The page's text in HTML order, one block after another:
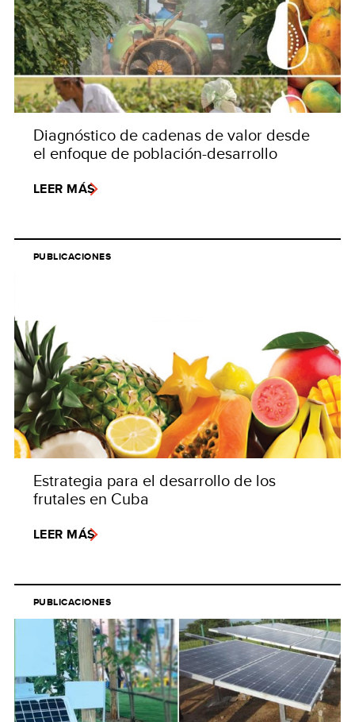
Diagnóstico de cadenas de valor desde
el enfoque de población-desarrollo
LEER MÁS
PUBLICACIONES
Estrategia para el desarrollo de los
frutales en Cuba
LEER MÁS
PUBLICACIONES